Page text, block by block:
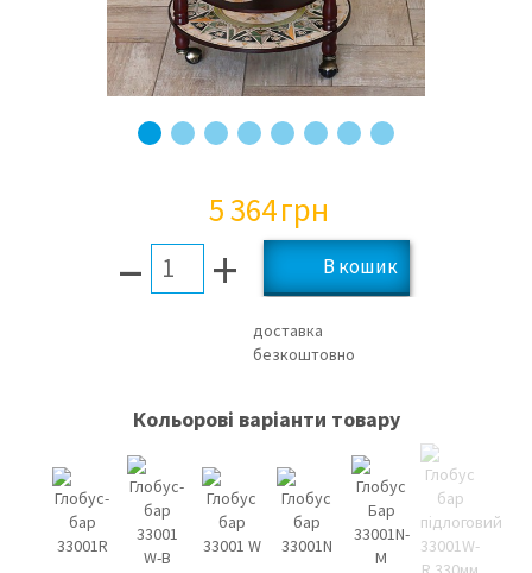
5 364грн
– +
доставка
безкоштовно
Кольорові варіанти товару